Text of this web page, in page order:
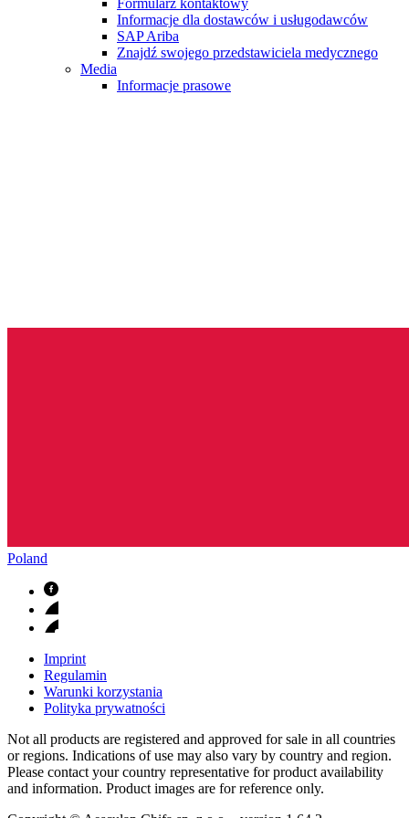
Formularz kontaktowy
Informacje dla dostawców i usługodawców
SAP Ariba
Znajdź swojego przedstawiciela medycznego
Media
Informacje prasowe
Poland
Imprint
Regulamin
Warunki korzystania
Polityka prywatności
Not all products are registered and approved for sale in all countries
or regions. Indications of use may also vary by country and region.
Please contact your country representative for product availability
and information. Product images are for reference only.